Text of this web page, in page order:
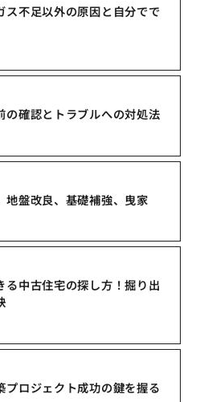
ス不足以外の原因と自分でで
の確認とトラブルへの対処法
地盤改良、基礎補強、曳家
る中古住宅の探し方！掘り出
プロジェクト成功の鍵を握る